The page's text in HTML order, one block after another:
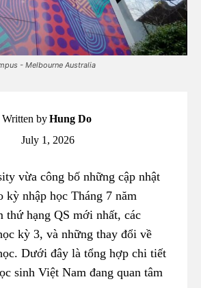
- Melbourne Australia
Written byHung Do
July 1, 2026
vừa công bố những cập nhật
kỳ nhập học Tháng 7 năm
thứ hạng QS mới nhất, các
kỳ 3, và những thay đổi về
Dưới đây là tổng hợp chi tiết
sinh Việt Nam đang quan tâm